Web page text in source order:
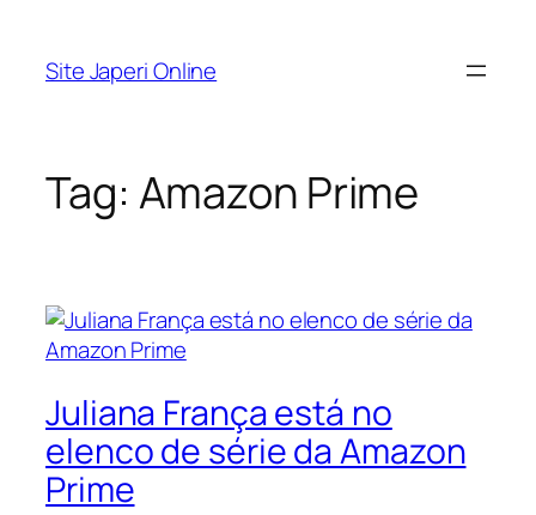
Site Japeri Online
Tag: Amazon Prime
Juliana França está no
elenco de série da Amazon
Prime